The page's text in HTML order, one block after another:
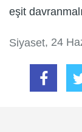
eşit
Siyaset, 24